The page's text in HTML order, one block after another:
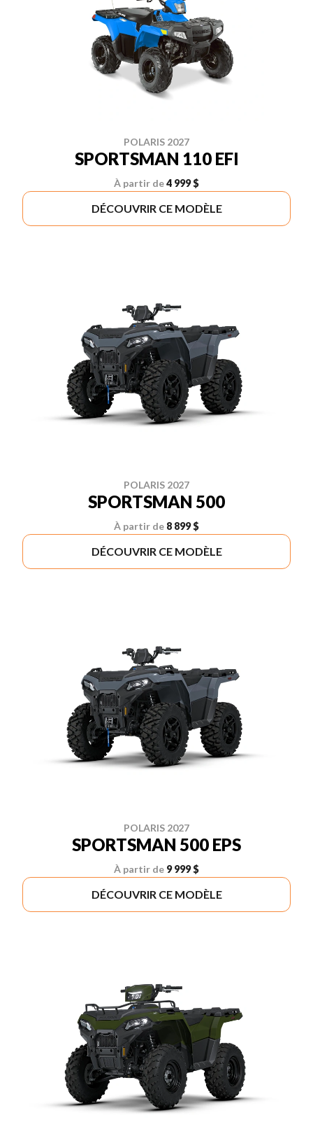
POLARIS 2027
SPORTSMAN 110 EFI
À partir de4 999 $
DÉCOUVRIR CE MODÈLE
POLARIS 2027
SPORTSMAN 500
À partir de 8 899 $
DÉCOUVRIR CE MODÈLE
POLARIS 2027
SPORTSMAN 500 EPS
À partir de 9 999 $
DÉCOUVRIR CE MODÈLE